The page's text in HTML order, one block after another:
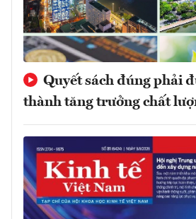
Quyết sách đúng phải
thành tăng trưởng chất